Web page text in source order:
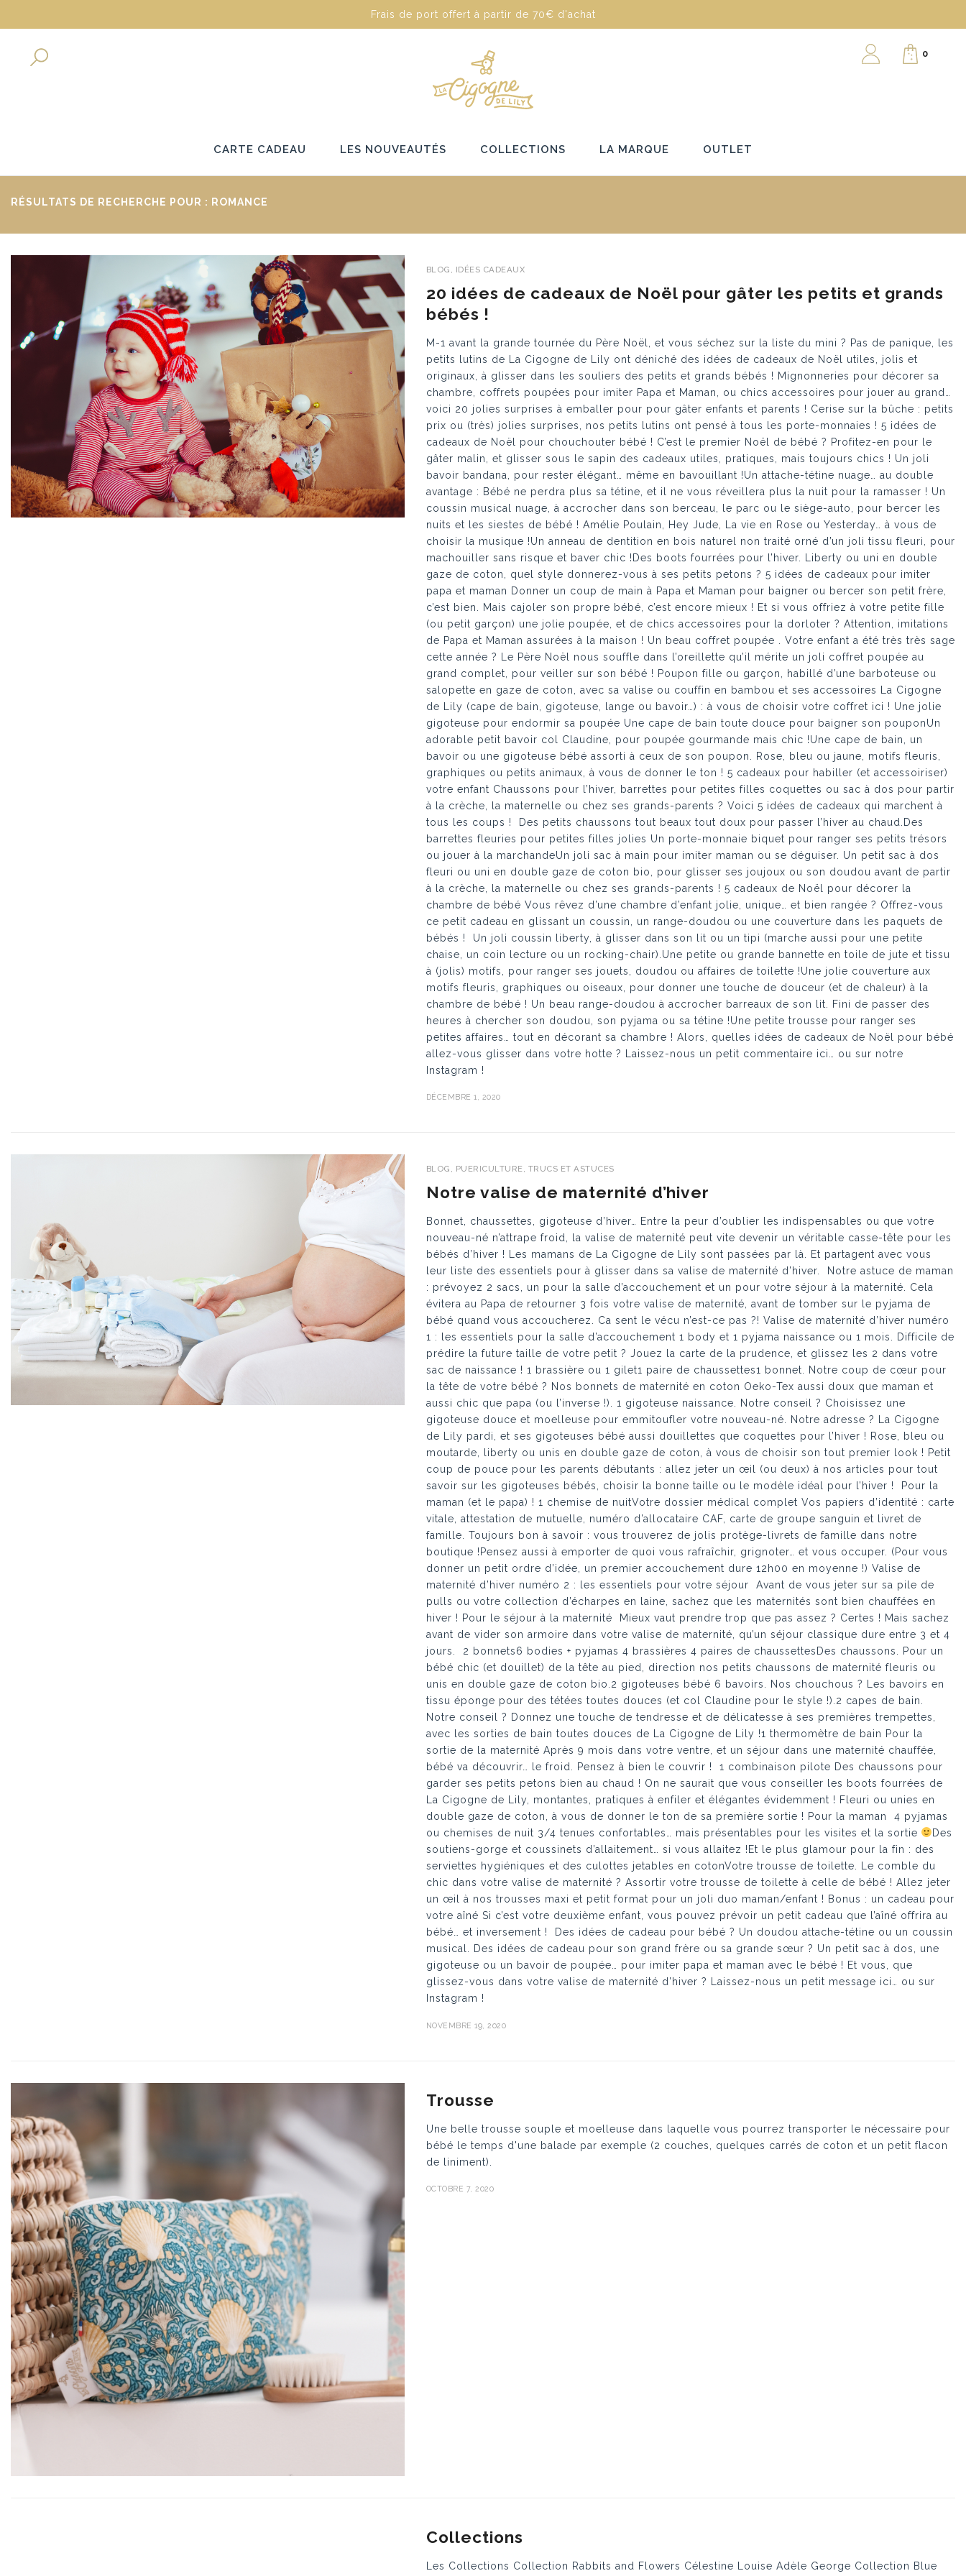
Frais de port offert à partir de 70€ d'achat
CARTE CADEAU LES NOUVEAUTÉS COLLECTIONS LA MARQUE OUTLET
0
RÉSULTATS DE RECHERCHE POUR : ROMANCE
BLOG , IDÉES CADEAUX
20 idées de cadeaux de Noël pour gâter les petits et grands
bébés !
M-1 avant la grande tournée du Père Noël, et vous séchez sur la liste du mini ? Pas de panique, les
petits lutins de La Cigogne de Lily ont déniché des idées de cadeaux de Noël utiles, jolis et
originaux, à glisser dans les souliers des petits et grands bébés ! Mignonneries pour décorer sa
chambre, coffrets poupées pour imiter Papa et Maman, ou chics accessoires pour jouer au grand…
voici 20 jolies surprises à emballer pour pour gâter enfants et parents ! Cerise sur la bûche : petits
prix ou (très) jolies surprises, nos petits lutins ont pensé à tous les porte-monnaies ! 5 idées de
cadeaux de Noël pour chouchouter bébé ! C’est le premier Noël de bébé ? Profitez-en pour le
gâter malin, et glisser sous le sapin des cadeaux utiles, pratiques, mais toujours chics ! Un joli
bavoir bandana, pour rester élégant… même en bavouillant !Un attache-tétine nuage… au double
avantage : Bébé ne perdra plus sa tétine, et il ne vous réveillera plus la nuit pour la ramasser ! Un
coussin musical nuage, à accrocher dans son berceau, le parc ou le siège-auto, pour bercer les
nuits et les siestes de bébé ! Amélie Poulain, Hey Jude, La vie en Rose ou Yesterday… à vous de
choisir la musique !Un anneau de dentition en bois naturel non traité orné d’un joli tissu fleuri, pour
machouiller sans risque et baver chic !Des boots fourrées pour l’hiver. Liberty ou uni en double
gaze de coton, quel style donnerez-vous à ses petits petons ? 5 idées de cadeaux pour imiter
papa et maman Donner un coup de main à Papa et Maman pour baigner ou bercer son petit frère,
c’est bien. Mais cajoler son propre bébé, c’est encore mieux ! Et si vous offriez à votre petite fille
(ou petit garçon) une jolie poupée, et de chics accessoires pour la dorloter ? Attention, imitations
de Papa et Maman assurées à la maison ! Un beau coffret poupée . Votre enfant a été très très sage
cette année ? Le Père Noël nous souffle dans l’oreillette qu’il mérite un joli coffret poupée au
grand complet, pour veiller sur son bébé ! Poupon fille ou garçon, habillé d’une barboteuse ou
salopette en gaze de coton, avec sa valise ou couffin en bambou et ses accessoires La Cigogne
de Lily (cape de bain, gigoteuse, lange ou bavoir…) : à vous de choisir votre coffret ici ! Une jolie
gigoteuse pour endormir sa poupée Une cape de bain toute douce pour baigner son pouponUn
adorable petit bavoir col Claudine, pour poupée gourmande mais chic !Une cape de bain, un
bavoir ou une gigoteuse bébé assorti à ceux de son poupon. Rose, bleu ou jaune, motifs fleuris,
graphiques ou petits animaux, à vous de donner le ton ! 5 cadeaux pour habiller (et accessoiriser)
votre enfant Chaussons pour l’hiver, barrettes pour petites filles coquettes ou sac à dos pour partir
à la crèche, la maternelle ou chez ses grands-parents ? Voici 5 idées de cadeaux qui marchent à
tous les coups ! Des petits chaussons tout beaux tout doux pour passer l’hiver au chaud.Des
barrettes fleuries pour petites filles jolies Un porte-monnaie biquet pour ranger ses petits trésors
ou jouer à la marchandeUn joli sac à main pour imiter maman ou se déguiser. Un petit sac à dos
fleuri ou uni en double gaze de coton bio, pour glisser ses joujoux ou son doudou avant de partir
à la crèche, la maternelle ou chez ses grands-parents ! 5 cadeaux de Noël pour décorer la
chambre de bébé Vous rêvez d’une chambre d’enfant jolie, unique… et bien rangée ? Offrez-vous
ce petit cadeau en glissant un coussin, un range-doudou ou une couverture dans les paquets de
bébés ! Un joli coussin liberty, à glisser dans son lit ou un tipi (marche aussi pour une petite
chaise, un coin lecture ou un rocking-chair).Une petite ou grande bannette en toile de jute et tissu
à (jolis) motifs, pour ranger ses jouets, doudou ou affaires de toilette !Une jolie couverture aux
motifs fleuris, graphiques ou oiseaux, pour donner une touche de douceur (et de chaleur) à la
chambre de bébé ! Un beau range-doudou à accrocher barreaux de son lit. Fini de passer des
heures à chercher son doudou, son pyjama ou sa tétine !Une petite trousse pour ranger ses
petites affaires… tout en décorant sa chambre ! Alors, quelles idées de cadeaux de Noël pour bébé
allez-vous glisser dans votre hotte ? Laissez-nous un petit commentaire ici… ou sur notre
Instagram !
DÉCEMBRE 1, 2020
BLOG , PUERICULTURE, TRUCS ET ASTUCES
Notre valise de maternité d’hiver
Bonnet, chaussettes, gigoteuse d’hiver… Entre la peur d’oublier les indispensables ou que votre
nouveau-né n’attrape froid, la valise de maternité peut vite devenir un véritable casse-tête pour les
bébés d’hiver ! Les mamans de La Cigogne de Lily sont passées par là. Et partagent avec vous
leur liste des essentiels pour à glisser dans sa valise de maternité d’hiver. Notre astuce de maman
: prévoyez 2 sacs, un pour la salle d’accouchement et un pour votre séjour à la maternité. Cela
évitera au Papa de retourner 3 fois votre valise de maternité, avant de tomber sur le pyjama de
bébé quand vous accoucherez. Ca sent le vécu n’est-ce pas ?! Valise de maternité d’hiver numéro
1 : les essentiels pour la salle d’accouchement 1 body et 1 pyjama naissance ou 1 mois. Difficile de
prédire la future taille de votre petit ? Jouez la carte de la prudence, et glissez les 2 dans votre
sac de naissance ! 1 brassière ou 1 gilet1 paire de chaussettes1 bonnet. Notre coup de cœur pour
la tête de votre bébé ? Nos bonnets de maternité en coton Oeko-Tex aussi doux que maman et
aussi chic que papa (ou l’inverse !). 1 gigoteuse naissance. Notre conseil ? Choisissez une
gigoteuse douce et moelleuse pour emmitoufler votre nouveau-né. Notre adresse ? La Cigogne
de Lily pardi, et ses gigoteuses bébé aussi douillettes que coquettes pour l’hiver ! Rose, bleu ou
moutarde, liberty ou unis en double gaze de coton, à vous de choisir son tout premier look ! Petit
coup de pouce pour les parents débutants : allez jeter un œil (ou deux) à nos articles pour tout
savoir sur les gigoteuses bébés, choisir la bonne taille ou le modèle idéal pour l’hiver ! Pour la
maman (et le papa) ! 1 chemise de nuitVotre dossier médical complet Vos papiers d’identité : carte
vitale, attestation de mutuelle, numéro d’allocataire CAF, carte de groupe sanguin et livret de
famille. Toujours bon à savoir : vous trouverez de jolis protège-livrets de famille dans notre
boutique !Pensez aussi à emporter de quoi vous rafraîchir, grignoter… et vous occuper. (Pour vous
donner un petit ordre d’idée, un premier accouchement dure 12h00 en moyenne !) Valise de
maternité d’hiver numéro 2 : les essentiels pour votre séjour Avant de vous jeter sur sa pile de
pulls ou votre collection d’écharpes en laine, sachez que les maternités sont bien chauffées en
hiver ! Pour le séjour à la maternité Mieux vaut prendre trop que pas assez ? Certes ! Mais sachez
avant de vider son armoire dans votre valise de maternité, qu’un séjour classique dure entre 3 et 4
jours. 2 bonnets6 bodies + pyjamas 4 brassières 4 paires de chaussettesDes chaussons. Pour un
bébé chic (et douillet) de la tête au pied, direction nos petits chaussons de maternité fleuris ou
unis en double gaze de coton bio.2 gigoteuses bébé 6 bavoirs. Nos chouchous ? Les bavoirs en
tissu éponge pour des tétées toutes douces (et col Claudine pour le style !).2 capes de bain.
Notre conseil ? Donnez une touche de tendresse et de délicatesse à ses premières trempettes,
avec les sorties de bain toutes douces de La Cigogne de Lily !1 thermomètre de bain Pour la
sortie de la maternité Après 9 mois dans votre ventre, et un séjour dans une maternité chauffée,
bébé va découvrir… le froid. Pensez à bien le couvrir ! 1 combinaison pilote Des chaussons pour
garder ses petits petons bien au chaud ! On ne saurait que vous conseiller les boots fourrées de
La Cigogne de Lily, montantes, pratiques à enfiler et élégantes évidemment ! Fleuri ou unies en
double gaze de coton, à vous de donner le ton de sa première sortie ! Pour la maman 4 pyjamas
ou chemises de nuit 3/4 tenues confortables… mais présentables pour les visites et la sortie
Des
soutiens-gorge et coussinets d’allaitement… si vous allaitez !Et le plus glamour pour la fin : des
serviettes hygiéniques et des culottes jetables en cotonVotre trousse de toilette. Le comble du
chic dans votre valise de maternité ? Assortir votre trousse de toilette à celle de bébé ! Allez jeter
un œil à nos trousses maxi et petit format pour un joli duo maman/enfant ! Bonus : un cadeau pour
votre aîné Si c’est votre deuxième enfant, vous pouvez prévoir un petit cadeau que l’aîné offrira au
bébé… et inversement ! Des idées de cadeau pour bébé ? Un doudou attache-tétine ou un coussin
musical. Des idées de cadeau pour son grand frère ou sa grande sœur ? Un petit sac à dos, une
gigoteuse ou un bavoir de poupée… pour imiter papa et maman avec le bébé ! Et vous, que
glissez-vous dans votre valise de maternité d’hiver ? Laissez-nous un petit message ici… ou sur
Instagram !
NOVEMBRE 19, 2020
Trousse
Une belle trousse souple et moelleuse dans laquelle vous pourrez transporter le nécessaire pour
bébé le temps d'une balade par exemple (2 couches, quelques carrés de coton et un petit flacon
de liniment).
OCTOBRE 7, 2020
Collections
Les Collections Collection Rabbits and Flowers Célestine Louise Adèle George Collection Blue